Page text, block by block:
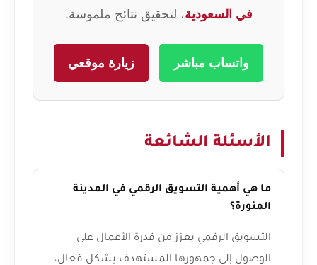
في السعودية، لتحقيق نتائج ملموسة.
واتساب مباشر زيارة موقعي
الأسئلة الشائعة
ما هي أهمية التسويق الرقمي في المدينة
المنورة؟
التسويق الرقمي يعزز من قدرة الأعمال على
الوصول إلى جمهورها المستهدف بشكل فعال،